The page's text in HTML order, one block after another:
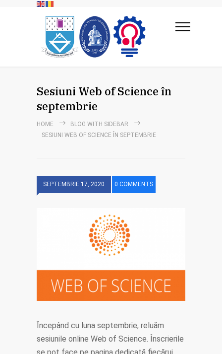
Sesiuni Web of Science în
septembrie
HOME
BLOG WITH SIDEBAR
SESIUNI WEB OF SCIENCE ÎN SEPTEMBRIE
SEPTEMBRIE 17, 2020 0 COMMENTS
Începând cu luna septembrie, reluăm
sesiunile online Web of Science. Înscrierile